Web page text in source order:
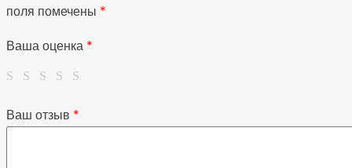
поля помечены *
Ваша оценка *
Ваш отзыв *